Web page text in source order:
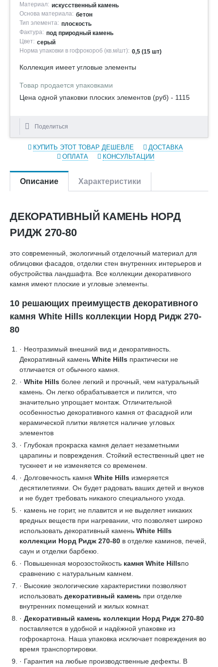
Материал: искусственный камень
Основа материала: бетон
Тип элемента: плоскость
Фактура: под природный камень
Цвет: серый
Норма упаковки в гофрокороб (кв.м/шт): 0,5 (15 шт)
Коллекция имеет угловые элементы
Товар продается упаковками
Цена одной упаковки плоских элементов (руб) - 1115
Поделиться
КУПИТЬ ЭТОТ ТОВАР ДЕШЕВЛЕ
ДОСТАВКА
ОПЛАТА
КОНСУЛЬТАЦИИ
Описание Характеристики
ДЕКОРАТИВНЫЙ КАМЕНЬ НОРД
РИДЖ 270-80
это современный, экологичный отделочный материал для
облицовки фасадов, отделки стен внутренних интерьеров и
обустройства ландшафта. Все коллекции декоративного
камня имеют плоские и угловые элементы.
10 решающих преимуществ декоративного
камня White Hills коллекции Норд Ридж 270-
80
· Неотразимый внешний вид и декоративность.
Декоративный камень White Hills практически не
отличается от обычного камня.
· White Hills более легкий и прочный, чем натуральный
камень. Он легко обрабатывается и пилится, что
значительно упрощает монтаж. Отличительной
особенностью декоративного камня от фасадной или
керамической плитки является наличие угловых
элементов
· Глубокая прокраска камня делает незаметными
царапины и повреждения. Стойкий естественный цвет не
тускнеет и не изменяется со временем.
· Долговечность камня White Hills измеряется
десятилетиями. Он будет радовать ваших детей и внуков
и не будет требовать никакого специального ухода.
· камень не горит, не плавится и не выделяет никаких
вредных веществ при нагревании, что позволяет широко
использовать декоративный камень White Hills
коллекции Норд Ридж 270-80 в отделке каминов, печей,
саун и отделки барбекю.
· Повышенная морозостойкость камня White Hillsпо
сравнению с натуральным камнем.
· Высокие экологические характеристики позволяют
использовать декоративный камень при отделке
внутренних помещений и жилых комнат.
· Декоративный камень коллекции Норд Ридж 270-80
поставляется в удобной и надёжной упаковке из
гофрокартона. Наша упаковка исключает повреждения во
время транспортировки.
· Гарантия на любые производственные дефекты. В